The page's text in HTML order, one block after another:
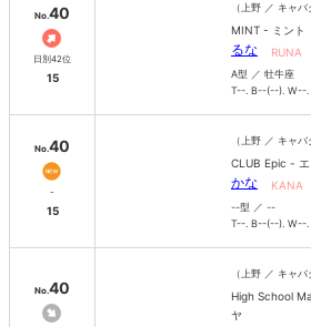
No.40
日別42位
15
（上野 ／ キャバ
MINT - ミント
るな RUNA
A型 ／ 牡牛座
T--. B--(--). W--
No.40
-
15
（上野 ／ キャバ
CLUB Epic - エ
かな KANA
--型 ／ --
T--. B--(--). W--
No.40
（上野 ／ キャバ
High School
ヤ